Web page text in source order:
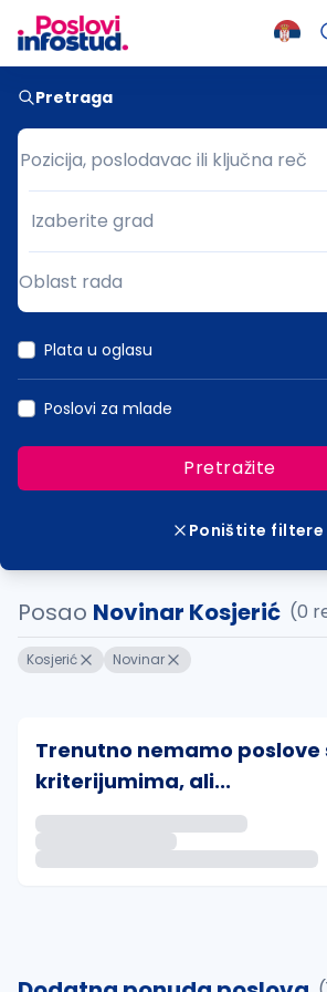
Pretraga
Pozicija, poslodavac ili ključna reč
Pozicija, poslodavac ili ključna reč
Grad
Izaberite grad
Oblast rada
Plata u oglasu
Poslovi za mlade
Pretražite
Poništite filtere
Posao Novinar Kosjerić (0
Kosjerić Novinar
Trenutno nemamo poslove
kriterijumima, ali...